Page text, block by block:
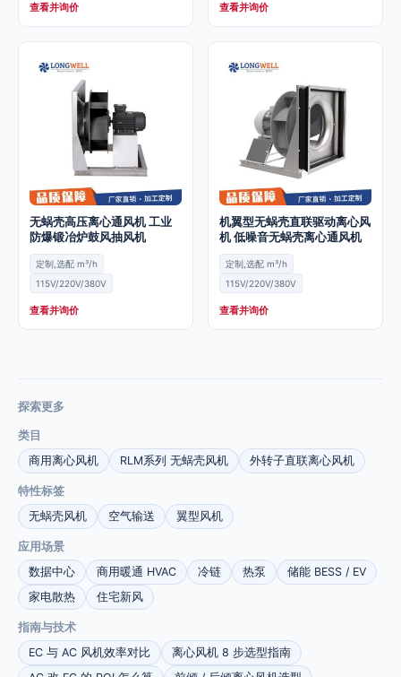
查看并询价 查看并询价
无蜗壳高压离心通风机 工业
防爆锻冶炉鼓风抽风机
定制,选配 m³/h
115V/220V/380V
查看并询价
机翼型无蜗壳直联驱动离心风
机 低噪音无蜗壳离心通风机
定制,选配 m³/h
115V/220V/380V
查看并询价
探索更多
类目
商用离心风机
RLM系列 无蜗壳风机 外转子直联离心风机
特性标签
无蜗壳风机
空气输送 翼型风机
应用场景
数据中心
商用暖通 HVAC 冷链 热泵
储能 BESS / EV
家电散热
住宅新风
指南与技术
EC 与 AC 风机效率对比
离心风机 8 步选型指南